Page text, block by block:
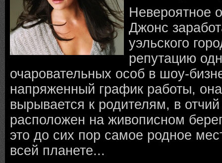
Невероятное
Джонс
уэльского
репутацию
очаровательных особ в шоу-
напряженный график работы,
вырывается к родителям, в
расположен на живописном
это до сих пор самое родное
всей планете...